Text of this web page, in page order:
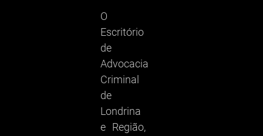
O
Escritório
de
Advocacia
Criminal
de
Londrina
e Região,